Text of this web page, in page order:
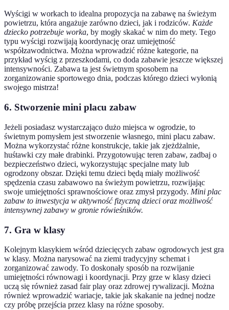
Wyścigi w workach to idealna propozycja na zabawę na świeżym
powietrzu, która angażuje zarówno dzieci, jak i rodziców. Każde
dziecko potrzebuje worka, by mogły skakać w nim do mety. Tego
typu wyścigi rozwijają koordynację oraz umiejętność
współzawodnictwa. Można wprowadzić różne kategorie, na
przykład wyścig z przeszkodami, co doda zabawie jeszcze większej
intensywności. Zabawa ta jest świetnym sposobem na
zorganizowanie sportowego dnia, podczas którego dzieci wyłonią
swojego mistrza!
6. Stworzenie mini placu zabaw
Jeżeli posiadasz wystarczająco dużo miejsca w ogrodzie, to
świetnym pomysłem jest stworzenie własnego, mini placu zabaw.
Można wykorzystać różne konstrukcje, takie jak zjeżdżalnie,
huśtawki czy małe drabinki. Przygotowując teren zabaw, zadbaj o
bezpieczeństwo dzieci, wykorzystując specjalne maty lub
ogrodzony obszar. Dzięki temu dzieci będą miały możliwość
spędzenia czasu zabawowo na świeżym powietrzu, rozwijając
swoje umiejętności sprawnościowe oraz zmysł przygody. Mini plac
zabaw to inwestycja w aktywność fizyczną dzieci oraz możliwość
intensywnej zabawy w gronie rówieśników.
7. Gra w klasy
Kolejnym klasykiem wśród dziecięcych zabaw ogrodowych jest gra
w klasy. Można narysować na ziemi tradycyjny schemat i
zorganizować zawody. To doskonały sposób na rozwijanie
umiejętności równowagi i koordynacji. Przy grze w klasy dzieci
uczą się również zasad fair play oraz zdrowej rywalizacji. Można
również wprowadzić wariacje, takie jak skakanie na jednej nodze
czy próbę przejścia przez klasy na różne sposoby.